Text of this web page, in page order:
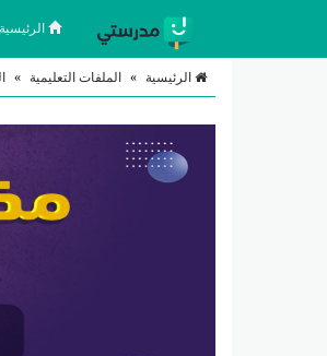
الرئيسية
الرئيسية » الملفات التعليمية »